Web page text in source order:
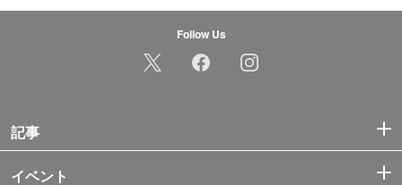
Follow Us
記事
イベント